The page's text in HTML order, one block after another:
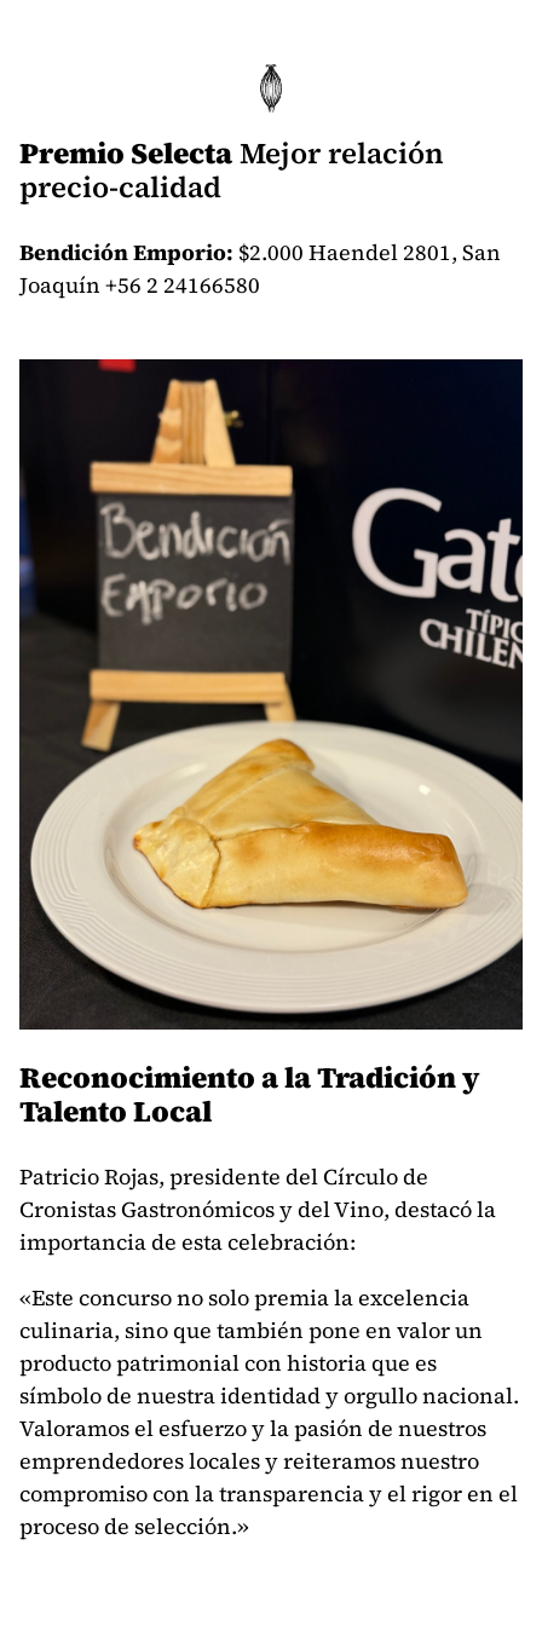
Premio SelectaMejor relación
precio-calidad
Bendición Emporio: $2.000 Haendel 2801, San
Joaquín +56 2 24166580
Reconocimiento a la Tradición y
Talento Local
Patricio Rojas, presidente del Círculo de
Cronistas Gastronómicos y del Vino, destacó la
importancia de esta celebración:
«Este concurso no solo premia la excelencia
culinaria, sino que también pone en valor un
producto patrimonial con historia que es
símbolo de nuestra identidad y orgullo nacional.
Valoramos el esfuerzo y la pasión de nuestros
emprendedores locales y reiteramos nuestro
compromiso con la transparencia y el rigor en el
proceso de selección.»